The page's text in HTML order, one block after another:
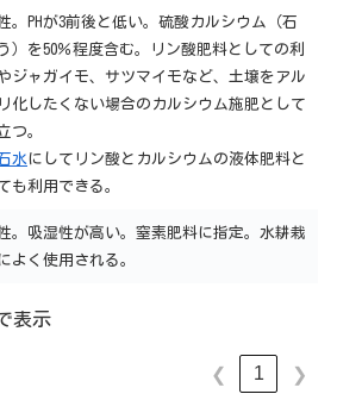
。PHが3前後と低い。硫酸カルシウム（石
）を50％程度含む。リン酸肥料としての利
ジャガイモ、サツマイモなど、土壌をアル
化したくない場合のカルシウム施肥として
つ。
水にしてリン酸とカルシウムの液体肥料と
も利用できる。
。吸湿性が高い。窒素肥料に指定。水耕栽
よく使用される。
表示
❮ 1 ❯